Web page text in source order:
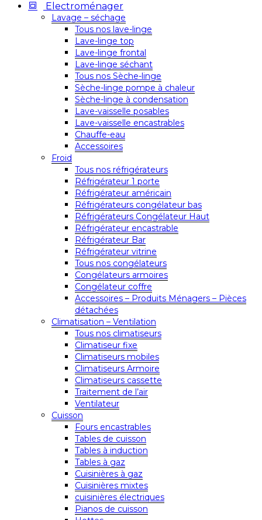
Electroménager
Lavage – séchage
Tous nos lave-linge
Lave-linge top
Lave-linge frontal
Lave-linge séchant
Tous nos Sèche-linge
Sèche-linge pompe à chaleur
Sèche-linge à condensation
Lave-vaisselle posables
Lave-vaisselle encastrables
Chauffe-eau
Accessoires
Froid
Tous nos réfrigérateurs
Réfrigérateur 1 porte
Réfrigérateur américain
Réfrigérateurs congélateur bas
Réfrigérateurs Congélateur Haut
Réfrigérateur encastrable
Réfrigérateur Bar
Réfrigérateur vitrine
Tous nos congélateurs
Congélateurs armoires
Congélateur coffre
Accessoires – Produits Ménagers – Pièces
détachées
Climatisation – Ventilation
Tous nos climatiseurs
Climatiseur fixe
Climatiseurs mobiles
Climatiseurs Armoire
Climatiseurs cassette
Traitement de l’air
Ventilateur
Cuisson
Fours encastrables
Tables de cuisson
Tables à induction
Tables à gaz
Cuisinières à gaz
Cuisinières mixtes
cuisinières électriques
Pianos de cuisson